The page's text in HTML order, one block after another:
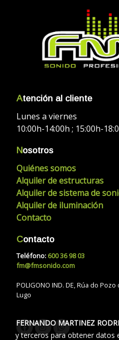
Atención al cliente
Lunes a viernes
10:00h-14:00h ; 15:00h-
Nosotros
Quiénes somos
Alquiler de estructuras
Alquiler de sistema de
Alquiler de iluminación
Contacto
Contacto
Teléfono: 600 36 98 03
fm@fmsonido.com
POLIGONO IND. DE, Rúa do
Lugo
FERNANDO MARTINEZ
y terceros para obtener datos